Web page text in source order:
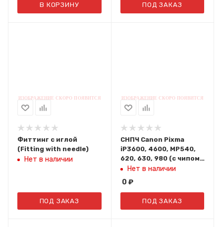
В КОРЗИНУ ПОД ЗАКАЗ
Фиттинг c иглой
(Fitting with needle)
Нет в наличии
ПОД ЗАКАЗ
СНПЧ Canon Pixma
iP3600, 4600, MP540,
620, 630, 980 (с чипом)
ISTНет в наличии
0 ₽
ПОД ЗАКАЗ